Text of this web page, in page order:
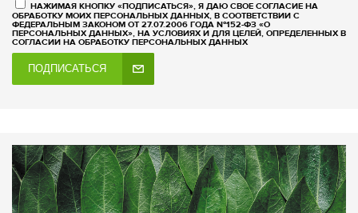
НАЖИМАЯ КНОПКУ «ПОДПИСАТЬСЯ», Я ДАЮ СВОЕ СОГЛАСИЕ НА
ОБРАБОТКУ МОИХ ПЕРСОНАЛЬНЫХ ДАННЫХ, В СООТВЕТСТВИИ С
ФЕДЕРАЛЬНЫМ ЗАКОНОМ ОТ 27.07.2006 ГОДА №152-ФЗ «О
ПЕРСОНАЛЬНЫХ ДАННЫХ», НА УСЛОВИЯХ И ДЛЯ ЦЕЛЕЙ, ОПРЕДЕЛЕННЫХ В
СОГЛАСИИ НА ОБРАБОТКУ ПЕРСОНАЛЬНЫХ ДАННЫХ
ПОДПИСАТЬСЯ